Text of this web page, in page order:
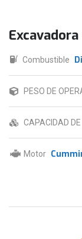
Combustible
PESO DE
CAPACIDAD
Motor